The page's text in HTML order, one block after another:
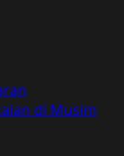
di Musim